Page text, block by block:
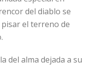
del diablo se
el terreno de
del alma dejada a su